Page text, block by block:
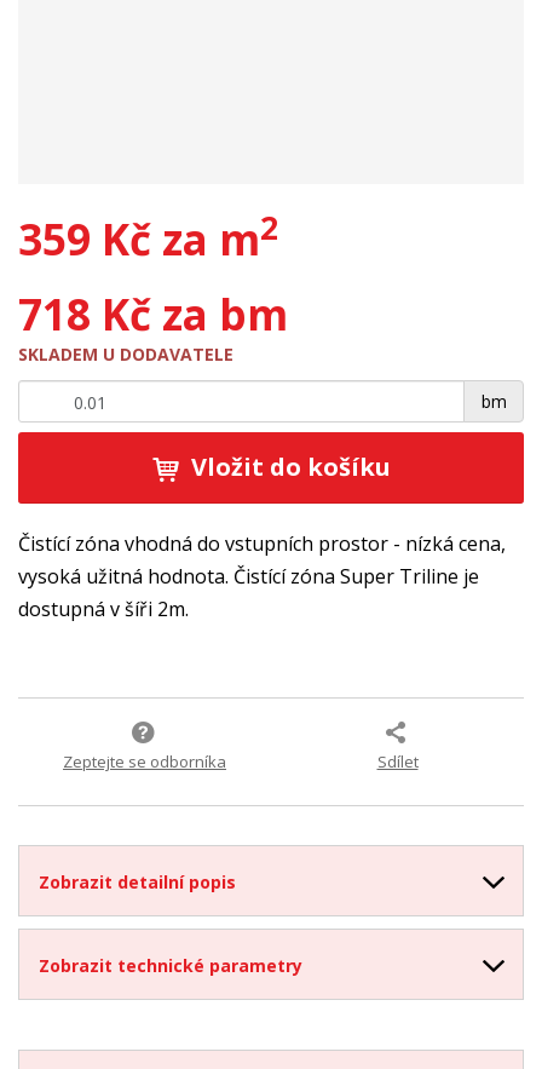
359 Kč za m2
718 Kč za bm
SKLADEM U DODAVATELE
bm
+-
Vložit do košíku
Čistící zóna vhodná do vstupních prostor - nízká cena,
vysoká užitná hodnota. Čistící zóna Super Triline je
dostupná v šíři 2m.
Zeptejte se odborníka Sdílet
Zobrazit detailní popis
Zobrazit technické parametry